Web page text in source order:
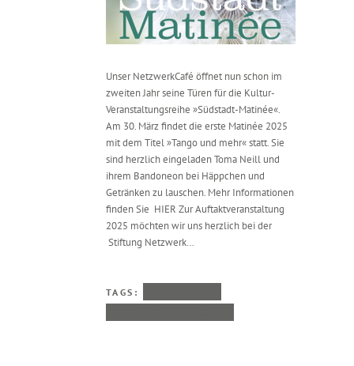
Unser NetzwerkCafé öffnet nun schon im
zweiten Jahr seine Türen für die Kultur-
Veranstaltungsreihe »Südstadt-Matinée«.
Am 30. März findet die erste Matinée 2025
mit dem Titel »Tango und mehr« statt. Sie
sind herzlich eingeladen Toma Neill und
ihrem Bandoneon bei Häppchen und
Getränken zu lauschen. Mehr Informationen
finden Sie HIER Zur Auftaktveranstaltung
2025 möchten wir uns herzlich bei der
Stiftung Netzwerk…
TAGS: